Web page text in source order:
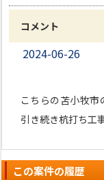
コメント
2024-06-26
こちらの苫小牧市
引き続き杭打ち工
この案件の履歴